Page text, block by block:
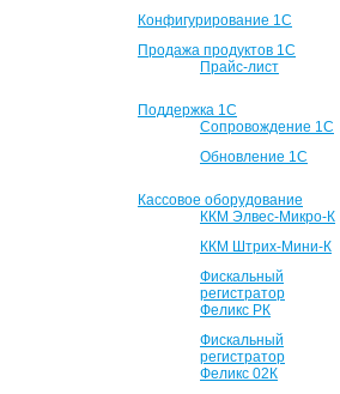
Конфигурирование 1С
Продажа продуктов 1С
Прайс-лист
Поддержка 1С
Сопровождение 1С
Обновление 1С
Кассовое оборудование
ККМ Элвес-Микро-К
ККМ Штрих-Мини-К
Фискальный
регистратор
Феликс РК
Фискальный
регистратор
Феликс 02К